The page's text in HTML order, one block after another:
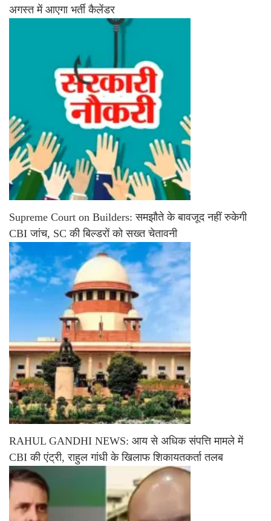
अगस्त में आएगा भर्ती कैलेंडर
Supreme Court on Builders: समझौते के बावजूद नहीं रुकेगी
CBI जांच, SC की बिल्डरों को सख्त चेतावनी
RAHUL GANDHI NEWS: आय से अधिक संपत्ति मामले में
CBI की एंट्री, राहुल गांधी के खिलाफ शिकायतकर्ता तलब